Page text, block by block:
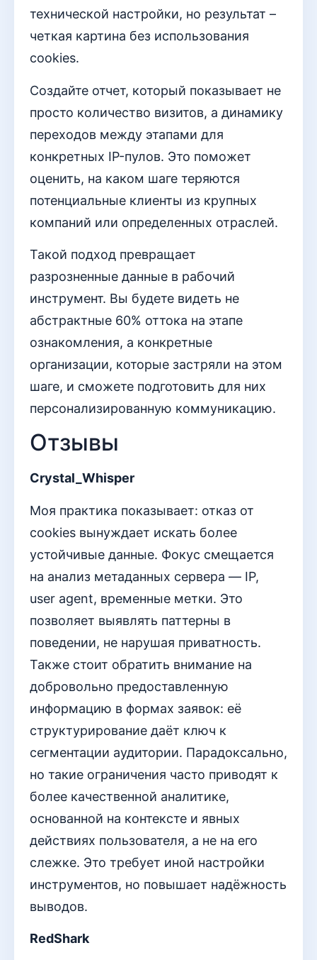
технической настройки, но результат –
четкая картина без использования
cookies.
Создайте отчет, который показывает не
просто количество визитов, а динамику
переходов между этапами для
конкретных IP-пулов. Это поможет
оценить, на каком шаге теряются
потенциальные клиенты из крупных
компаний или определенных отраслей.
Такой подход превращает
разрозненные данные в рабочий
инструмент. Вы будете видеть не
абстрактные 60% оттока на этапе
ознакомления, а конкретные
организации, которые застряли на этом
шаге, и сможете подготовить для них
персонализированную коммуникацию.
Отзывы
Crystal_Whisper
Моя практика показывает: отказ от
cookies вынуждает искать более
устойчивые данные. Фокус смещается
на анализ метаданных сервера — IP,
user agent, временные метки. Это
позволяет выявлять паттерны в
поведении, не нарушая приватность.
Также стоит обратить внимание на
добровольно предоставленную
информацию в формах заявок: её
структурирование даёт ключ к
сегментации аудитории. Парадоксально,
но такие ограничения часто приводят к
более качественной аналитике,
основанной на контексте и явных
действиях пользователя, а не на его
слежке. Это требует иной настройки
инструментов, но повышает надёжность
выводов.
RedShark